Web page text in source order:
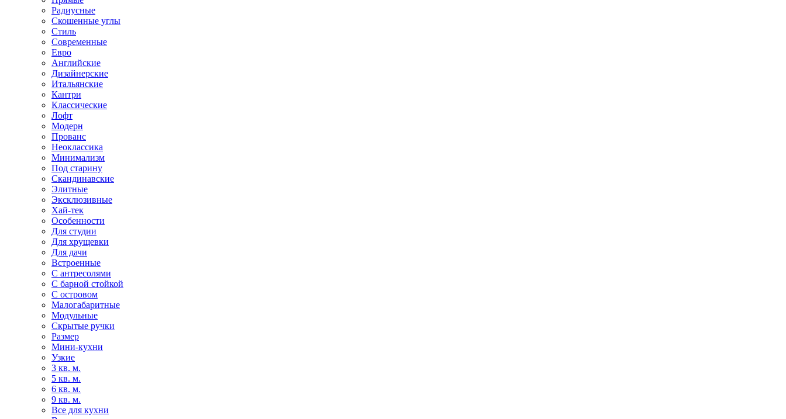
Радиусные
Скошенные углы
Стиль
Современные
Евро
Английские
Дизайнерские
Итальянские
Кантри
Классические
Лофт
Модерн
Прованс
Неоклассика
Минимализм
Под старину
Скандинавские
Элитные
Эксклюзивные
Хай-тек
Особенности
Для студии
Для хрущевки
Для дачи
Встроенные
С антресолями
С барной стойкой
С островом
Малогабаритные
Модульные
Скрытые ручки
Размер
Мини-кухни
Узкие
3 кв. м.
5 кв. м.
6 кв. м.
9 кв. м.
Все для кухни